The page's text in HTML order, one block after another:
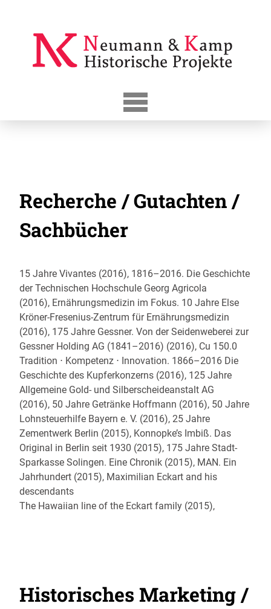
Recherche / Gutachten /
Sachbücher
15 Jahre Vivantes (2016), 1816–2016. Die Geschichte
der Technischen Hochschule Georg Agricola
(2016), Ernährungsmedizin im Fokus. 10 Jahre Else
Kröner-Fresenius-Zentrum für Ernährungsmedizin
(2016), 175 Jahre Gessner. Von der Seidenweberei zur
Gessner Holding AG (1841–2016) (2016), Cu 150.0
Tradition ⋅ Kompetenz ⋅ Innovation. 1866–2016 Die
Geschichte des Kupferkonzerns (2016), 125 Jahre
Allgemeine Gold- und Silberscheideanstalt AG
(2016), 50 Jahre Getränke Hoffmann (2016), 50 Jahre
Lohnsteuerhilfe Bayern e. V. (2016), 25 Jahre
Zementwerk Berlin (2015), Konnopke’s Imbiß. Das
Original in Berlin seit 1930 (2015), 175 Jahre Stadt-
Sparkasse Solingen. Eine Chronik (2015), MAN. Ein
Jahrhundert (2015), Maximilian Eckart and his
descendants
The Hawaiian line of the Eckart family (2015),
Historisches Marketing /